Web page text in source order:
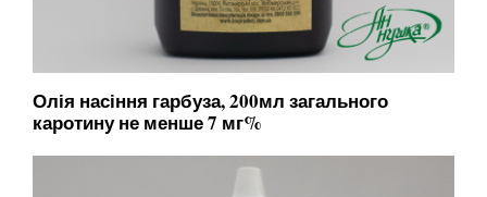
Олія насіння гарбуза, 200мл загального
каротину не менше 7 мг%